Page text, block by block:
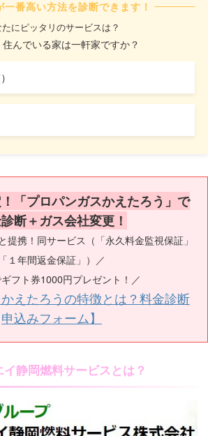
一番高い方法を診断できます！
たにピッタリのサービスは？
んでいる家は一軒家ですか？
「プロパンガスかえたろう」で
断＋ガス会社変更！
提携！同サービス（「永久料金監視保証」
「１年間返金保証」）／
フト券1000円プレゼント！／
かえたろうの特徴とは？料金診断
申込みフォーム】
イ静岡燃料サービスとは？